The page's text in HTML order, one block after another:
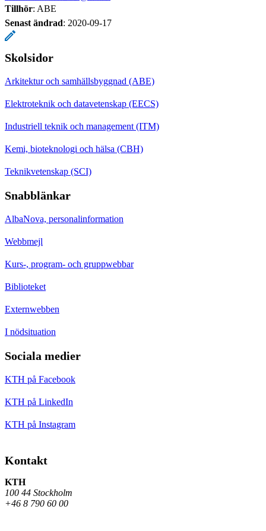
Tillhör: ABE
Senast ändrad: 2020-09-17
Skolsidor
Arkitektur och samhällsbyggnad (ABE)
Elektroteknik och datavetenskap (EECS)
Industriell teknik och management (ITM)
Kemi, bioteknologi och hälsa (CBH)
Teknikvetenskap (SCI)
Snabblänkar
AlbaNova, personalinformation
Webbmejl
Kurs-, program- och gruppwebbar
Biblioteket
Externwebben
I nödsituation
Sociala medier
KTH på Facebook
KTH på LinkedIn
KTH på Instagram
Kontakt
KTH
100 44 Stockholm
+46 8 790 60 00